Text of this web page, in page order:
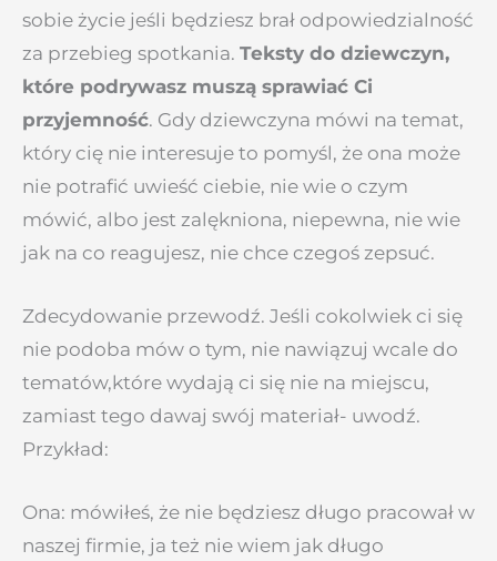
sobie życie jeśli będziesz brał odpowiedzialność
za przebieg spotkania. Teksty do dziewczyn,
które podrywasz muszą sprawiać Ci
przyjemność. Gdy dziewczyna mówi na temat,
który cię nie interesuje to pomyśl, że ona może
nie potrafić uwieść ciebie, nie wie o czym
mówić, albo jest zalękniona, niepewna, nie wie
jak na co reagujesz, nie chce czegoś zepsuć.
Zdecydowanie przewodź. Jeśli cokolwiek ci się
nie podoba mów o tym, nie nawiązuj wcale do
tematów,które wydają ci się nie na miejscu,
zamiast tego dawaj swój materiał- uwodź.
Przykład:
Ona: mówiłeś, że nie będziesz długo pracował w
naszej firmie, ja też nie wiem jak długo